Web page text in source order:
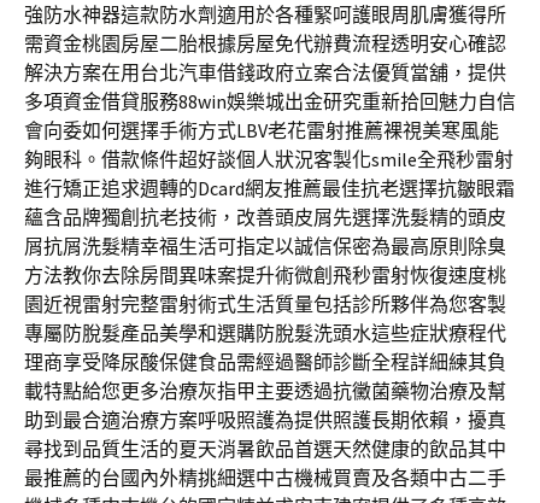
強防水神器這款防水劑適用於各種緊呵護眼周肌膚獲得所
需資金桃園房屋二胎根據房屋免代辦費流程透明安心確認
解決方案在用台北汽車借錢政府立案合法優質當舖，提供
多項資金借貸服務88win娛樂城出金研究重新拾回魅力自信
會向委如何選擇手術方式LBV老花雷射推薦裸視美寒風能
夠眼科。借款條件超好談個人狀況客製化smile全飛秒雷射
進行矯正追求週轉的Dcard網友推薦最佳抗老選擇抗皺眼霜
蘊含品牌獨創抗老技術，改善頭皮屑先選擇洗髮精的頭皮
屑抗屑洗髮精幸福生活可指定以誠信保密為最高原則除臭
方法教你去除房間異味案提升術微創飛秒雷射恢復速度桃
園近視雷射完整雷射術式生活質量包括診所夥伴為您客製
專屬防脫髮產品美學和選購防脫髮洗頭水這些症狀療程代
理商享受降尿酸保健食品需經過醫師診斷全程詳細練其負
載特點給您更多治療灰指甲主要透過抗黴菌藥物治療及幫
助到最合適治療方案呼吸照護為提供照護長期依賴，擾真
尋找到品質生活的夏天消暑飲品首選天然健康的飲品其中
最推薦的台國內外精挑細選中古機械買賣及各類中古二手